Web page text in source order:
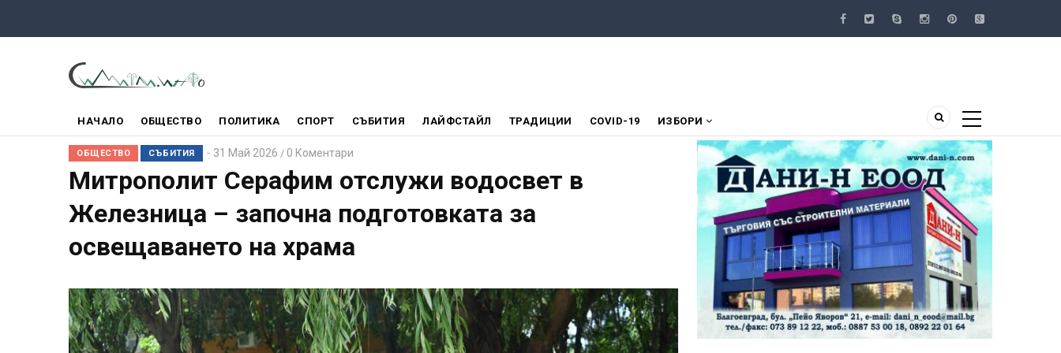
МЕНЮ
НАЧАЛО ОБЩЕСТВО ПОЛИТИКА СПОРТ СЪБИТИЯ ЛАЙФСТАЙЛ ТРАДИЦИИ COVID-19 ИЗБОРИ
ОБЩЕСТВО СЪБИТИЯ 31 Май 2026 / 0 Коментари
Митрополит Серафим отслужи водосвет в
Железница – започна подготовката за
освещаването на храма